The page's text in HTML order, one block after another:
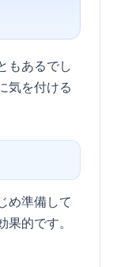
もあるでし
気を付ける
め準備して
的です。